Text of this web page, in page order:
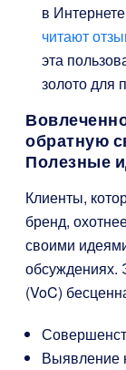
в
читают
эта
золото для
обратную
Полезные
Клиенты,
бренд,
своими
обсуждениях.
(VoC)
Выявление